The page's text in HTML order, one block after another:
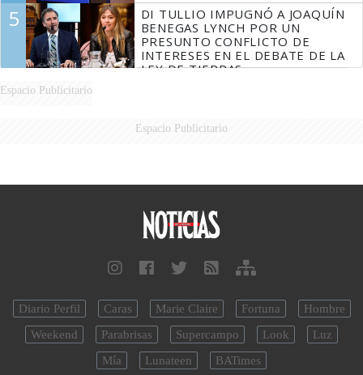
5
DI TULLIO IMPUGNÓ A JOAQUÍN
BENEGAS LYNCH POR UN
PRESUNTO CONFLICTO DE
INTERESES EN EL DEBATE DE LA
LEY DE TIERRAS
Espacio Publicitario
Espacio Publicitario
Diario Perfil Caras Marie Claire Fortuna
Hombre
Weekend
Parabrisas Supercampo Look
Luz
Mía
Lunateen BATimes